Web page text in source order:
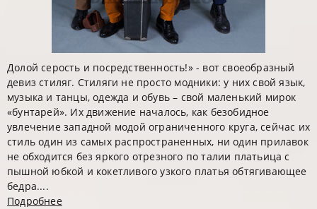
Долой серость и посредственность!» - вот своеобразный
девиз стиляг. Стиляги не просто модники: у них свой язык,
музыка и танцы, одежда и обувь – свой маленький мирок
«бунтарей». Их движение началось, как безобидное
увлечение западной модой ограниченного круга, сейчас их
стиль один из самых распространенных, ни один прилавок
не обходится без яркого отрезного по талии платьица с
пышной юбкой и кокетливого узкого платья обтягивающее
бедра....
Подробнее